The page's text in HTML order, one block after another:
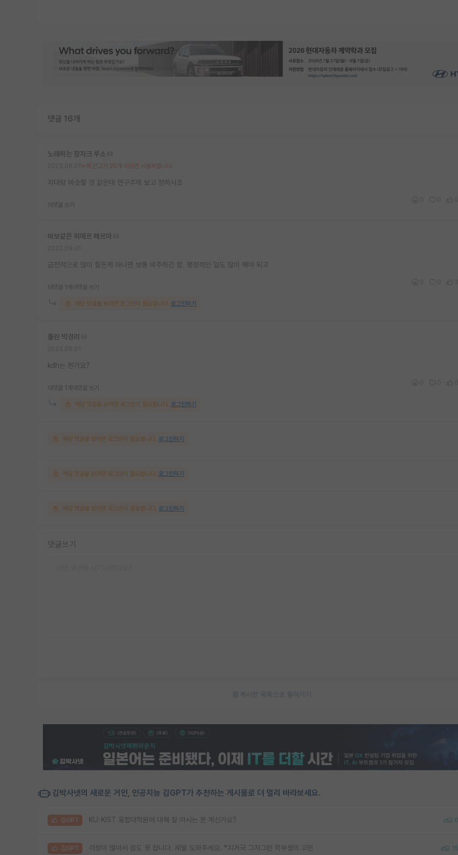
댓글 16개
노래하는 장자크 루소
누적 신고가 20개 이상인 사용자입니다.
자대랑 비슷할 것 같은데 연구주제 보고 정하시죠
대댓글 쓰기
바보같은 피에르 페르마
금전적으로 많이 힘든게 아니면 보통 비추하긴 함. 행정적인 일도 많이 해야 되고
대댓글 1개 대댓글 쓰기
해당 댓글을 보려면 로그인이 필요합니다. 로그인하기
졸린 박경리
kdh는 뭔가요?
대댓글 1개 대댓글 쓰기
해당 댓글을 보려면 로그인이 필요합니다. 로그인하기
해당 댓글을 보려면 로그인이 필요합니다. 로그인하기
해당 댓글을 보려면 로그인이 필요합니다. 로그인하기
해당 댓글을 보려면 로그인이 필요합니다. 로그인하기
댓글쓰기
게시판 목록으로 돌아가기
김박사넷의 새로운 거인, 인공지능 김GPT가 추천하는 게시물로 더 멀리 바라보세요.
김GPT KU-KIST 융합대학원에 대해 잘 아시는 분 계신가요? 0
김GPT 걱정이 많아서 잠도 못 잡니다. 제발 도와주세요. *지거국 그저그런 학부생의 고민 15